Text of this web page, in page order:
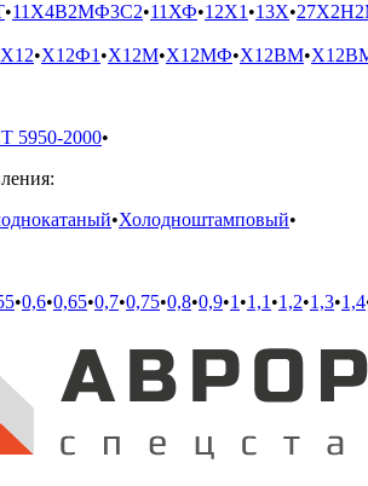
•11Х4В2МФ3С2•11ХФ•12Х1•13Х•
Х12•Х12Ф1•Х12М•Х12МФ•Х12ВМ•
5950-2000•
•Холодноштамповый•
•0,6•0,65•0,7•0,75•0,8•0,9•1•1,1•1,2•1,3•1,4